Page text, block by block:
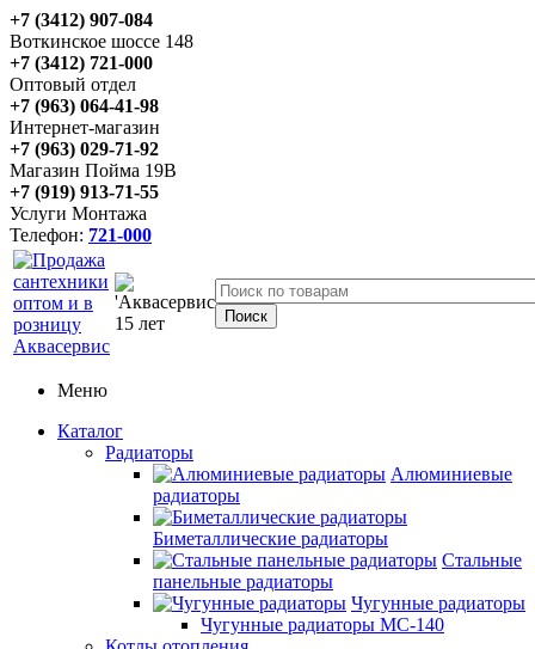
+7 (3412) 907-084
Воткинское шоссе 148
+7 (3412) 721-000
Оптовый отдел
+7 (963) 064-41-98
Интернет-магазин
+7 (963) 029-71-92
Магазин Пойма 19В
+7 (919) 913-71-55
Услуги Монтажа
Телефон: 721-000
Меню
Каталог
Радиаторы
Алюминиевые
радиаторы
Биметаллические радиаторы
Стальные
панельные радиаторы
Чугунные радиаторы
Чугунные радиаторы МС-140